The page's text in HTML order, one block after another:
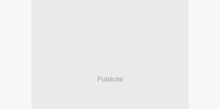
Publicité